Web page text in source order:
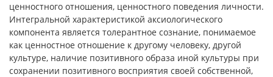
ценностного отношения, ценностного поведения личности.
Интегральной характеристикой аксиологического
компонента является толерантное сознание, понимаемое
как ценностное отношение к другому человеку, другой
культуре, наличие позитивного образа иной культуры при
сохранении позитивного восприятия своей собственной,